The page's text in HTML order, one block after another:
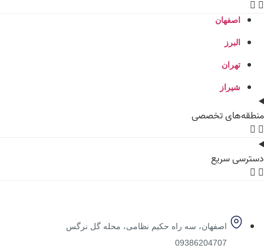
اصفهان
البرز
تهران
شیراز
منطقه‌های تخصصی
دسترسی سریع
اصفهان، سه راه حکیم نظامی، محله گل نرگس
09386204707